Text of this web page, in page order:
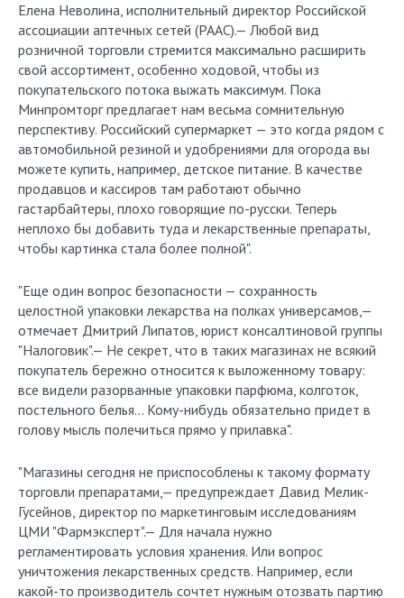
Елена Неволина, исполнительный директор Российской
ассоциации аптечных сетей (РААС).— Любой вид
розничной торговли стремится максимально расширить
свой ассортимент, особенно ходовой, чтобы из
покупательского потока выжать максимум. Пока
Минпромторг предлагает нам весьма сомнительную
перспективу. Российский супермаркет — это когда рядом с
автомобильной резиной и удобрениями для огорода вы
можете купить, например, детское питание. В качестве
продавцов и кассиров там работают обычно
гастарбайтеры, плохо говорящие по-русски. Теперь
неплохо бы добавить туда и лекарственные препараты,
чтобы картинка стала более полной".
"Еще один вопрос безопасности — сохранность
целостной упаковки лекарства на полках универсамов,—
отмечает Дмитрий Липатов, юрист консалтиновой группы
"Налоговик".— Не секрет, что в таких магазинах не всякий
покупатель бережно относится к выложенному товару:
все видели разорванные упаковки парфюма, колготок,
постельного белья… Кому-нибудь обязательно придет в
голову мысль полечиться прямо у прилавка".
"Магазины сегодня не приспособлены к такому формату
торговли препаратами,— предупреждает Давид Мелик-
Гусейнов, директор по маркетинговым исследованиям
ЦМИ "Фармэксперт".— Для начала нужно
регламентировать условия хранения. Или вопрос
уничтожения лекарственных средств. Например, если
какой-то производитель сочтет нужным отозвать партию